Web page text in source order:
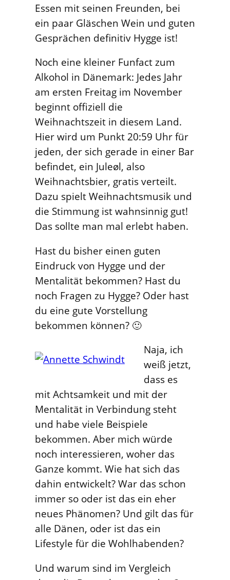
Essen mit seinen Freunden, bei
ein paar Gläschen Wein und guten
Gesprächen definitiv Hygge ist!
Noch eine kleiner Funfact zum
Alkohol in Dänemark: Jedes Jahr
am ersten Freitag im November
beginnt offiziell die
Weihnachtszeit in diesem Land.
Hier wird um Punkt 20:59 Uhr für
jeden, der sich gerade in einer Bar
befindet, ein Juleøl, also
Weihnachtsbier, gratis verteilt.
Dazu spielt Weihnachtsmusik und
die Stimmung ist wahnsinnig gut!
Das sollte man mal erlebt haben.
Hast du bisher einen guten
Eindruck von Hygge und der
Mentalität bekommen? Hast du
noch Fragen zu Hygge? Oder hast
du eine gute Vorstellung
bekommen können? 🙂
Naja, ich
weiß jetzt,
dass es
mit Achtsamkeit und mit der
Mentalität in Verbindung steht
und habe viele Beispiele
bekommen. Aber mich würde
noch interessieren, woher das
Ganze kommt. Wie hat sich das
dahin entwickelt? War das schon
immer so oder ist das ein eher
neues Phänomen? Und gilt das für
alle Dänen, oder ist das ein
Lifestyle für die Wohlhabenden?
Und warum sind im Vergleich